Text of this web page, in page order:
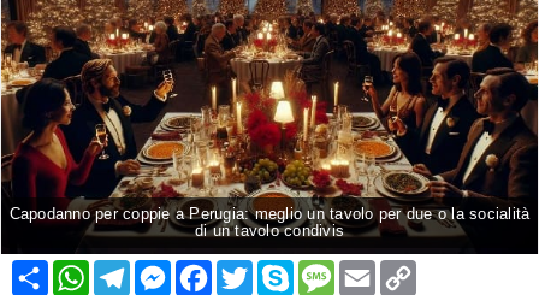
Capodanno per coppie a Perugia: meglio un tavolo per due o la socialità
di un tavolo condivis
Condividi
WhatsApp
Telegram
Messenger
Facebook
TwitterSkypeMessage
Email